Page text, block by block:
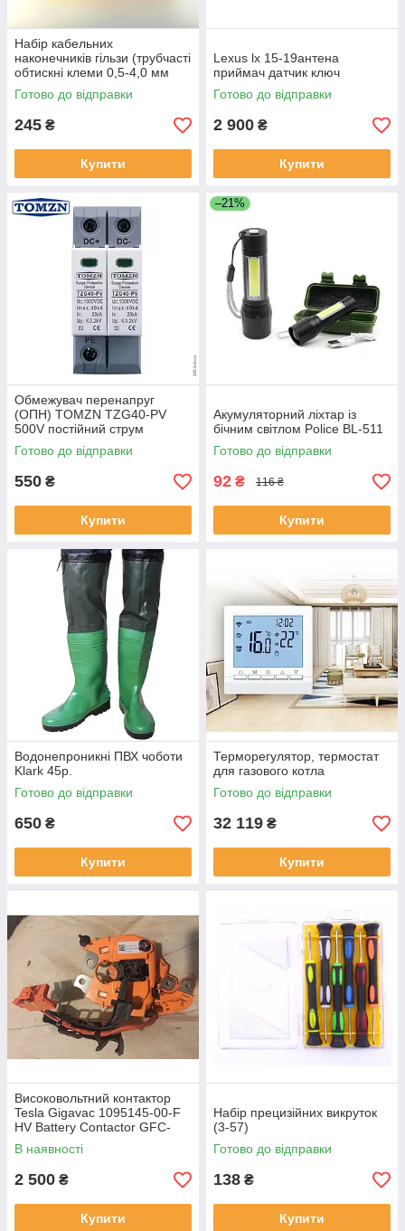
Набір кабельних
наконечників гільзи (трубчасті
обтискні клеми 0,5-4,0 мм
1200 шт.
Готово до відправки
245 ₴
Купити
Lexus lx 15-19антена
приймач датчик ключ
Готово до відправки
2 900 ₴
Купити
Обмежувач перенапруг
(ОПН) TOMZN TZG40-PV
500V постійний струм
Готово до відправки
550 ₴
Купити
–21%
Акумуляторний ліхтар із
бічним світлом Police BL-511
Готово до відправки
92 ₴ 116 ₴
Купити
Водонепроникні ПВХ чоботи
Klark 45р.
Готово до відправки
650 ₴
Купити
Терморегулятор, термостат
для газового котла
Готово до відправки
32 119 ₴
Купити
Високовольтний контактор
Tesla Gigavac 1095145-00-F
HV Battery Contactor GFC-
001
В наявності
2 500 ₴
Купити
Набір прецизійних викруток
(3-57)
Готово до відправки
138 ₴
Купити